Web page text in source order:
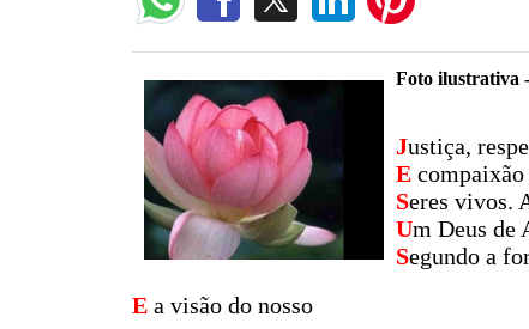
Foto ilustrativa
Justiça,
Ecompaixão
Seres vivos.
Um Deus de
Segundo a
Ea visão do nosso